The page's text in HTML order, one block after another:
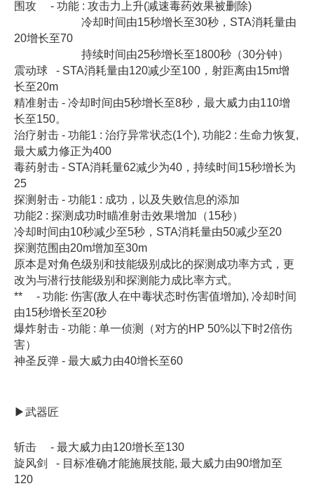
围攻 - 功能 : 攻击力上升(减速毒药效果被删除)
冷却时间由15秒增长至30秒，STA消耗量由
20增长至70
持续时间由25秒增长至1800秒（30分钟）
震动球 - STA消耗量由120减少至100，射距离由15m增
长至20m
精准射击 - 冷却时间由5秒增长至8秒，最大威力由110增
长至150。
治疗射击 - 功能1 : 治疗异常状态(1个), 功能2 : 生命力恢复,
最大威力修正为400
毒药射击 - STA消耗量62减少为40，持续时间15秒增长为
25
探测射击 - 功能1 : 成功，以及失败信息的添加
功能2 : 探测成功时瞄准射击效果增加（15秒）
冷却时间由10秒减少至5秒，STA消耗量由50减少至20
探测范围由20m增加至30m
原本是对角色级别和技能级别成比的探测成功率方式，更
改为与潜行技能级别和探测能力成比率方式。
** - 功能: 伤害(敌人在中毒状态时伤害值增加), 冷却时间
由15秒增长至20秒
爆炸射击 - 功能 : 单一侦测（对方的HP 50%以下时2倍伤
害）
神圣反弹 - 最大威力由40增长至60
▶武器匠
斩击 - 最大威力由120增长至130
旋风剑 - 目标准确才能施展技能, 最大威力由90增加至
120